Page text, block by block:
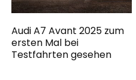
Audi A7 Avant 2025 zum
ersten Mal bei
Testfahrten gesehen